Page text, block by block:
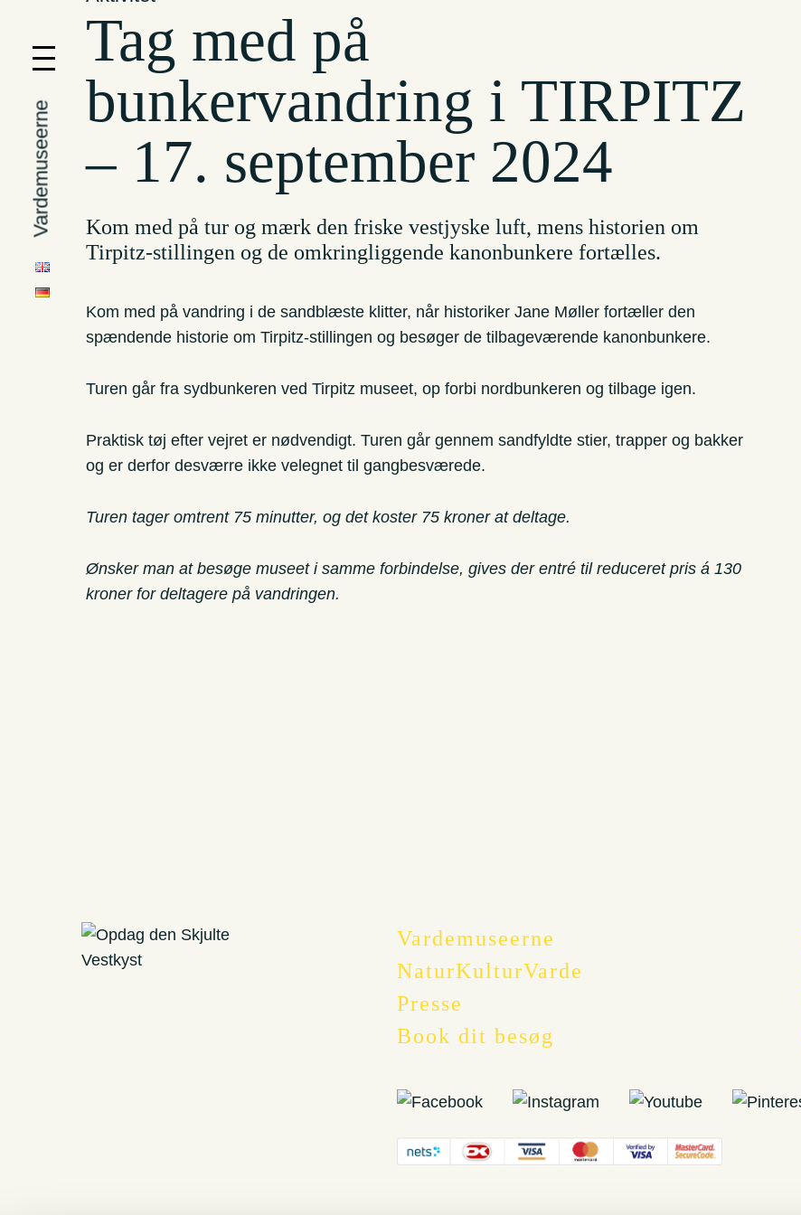
Vardemuseerne
Tag med på
bunkervandring i TIRPITZ
– 17. september 2024
Kom med på tur og mærk den friske vestjyske luft, mens historien om
Tirpitz-stillingen og de omkringliggende kanonbunkere fortælles.
Kom med på vandring i de sandblæste klitter, når historiker Jane Møller fortæller den
spændende historie om Tirpitz-stillingen og besøger de tilbageværende kanonbunkere.
Turen går fra sydbunkeren ved Tirpitz museet, op forbi nordbunkeren og tilbage igen.
Praktisk tøj efter vejret er nødvendigt. Turen går gennem sandfyldte stier, trapper og bakker
og er derfor desværre ikke velegnet til gangbesværede.
Turen tager omtrent 75 minutter, og det koster 75 kroner at deltage.
Ønsker man at besøge museet i samme forbindelse, gives der entré til reduceret pris á 130
kroner for deltagere på vandringen.
Vardemuseerne
NaturKulturVarde
Presse
Book dit besøg